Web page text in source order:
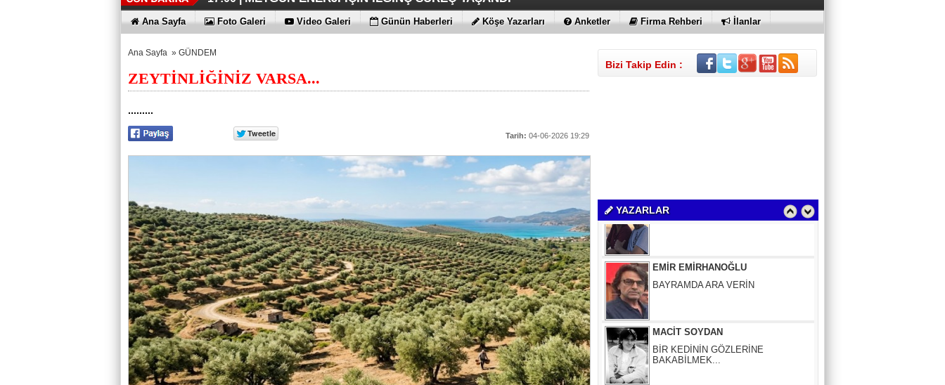
12:17 |THY REKOR KIRMAYI SEVİYOR
12:02 |ÖZEL FİYATLARLA GELDİLER
11:56 |İŞTE HONOR MAGIC V6
11:53 |TECNO'DA YENİLİKLER VAR
Ana Sayfa Foto Galeri Video Galeri Günün Haberleri Köşe Yazarları Anketler Firma Rehberi İlanlar
Ana Sayfa » GÜNDEM
ZEYTİNLİĞİNİZ VARSA...
.........
Tarih: 04-06-2026 19:29
Bizi Takip Edin :
YAZARLAR
BAKABİLMEK...
Aybüke Bafralıoğlu